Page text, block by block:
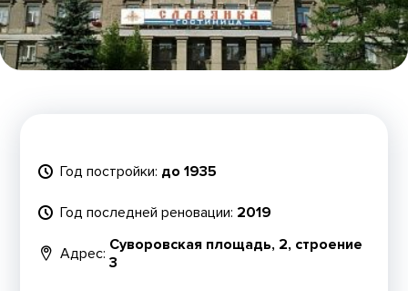
Год постройки: до 1935
Год последней реновации: 2019
Адрес: Суворовская площадь, 2, строение
3